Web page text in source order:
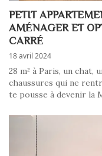
PETIT
AMÉNAGER ET
CARRÉ
18 avril 2024
28 m² à Paris, un chat,
chaussures qui ne
te pousse à devenir la